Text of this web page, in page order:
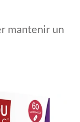
mantenir un